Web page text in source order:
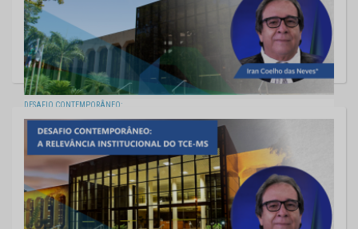
DESAFIO CONTEMPORÂNEO:
A RELEVÂNCIA INSTITUCIONAL DO TCE-MS - 2
02/12/2022